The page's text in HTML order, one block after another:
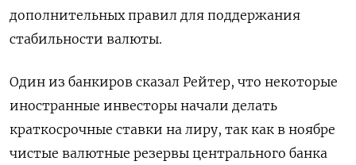
дополнительных правил для поддержания
стабильности валюты.
Один из банкиров сказал Рейтер, что некоторые
иностранные инвесторы начали делать
краткосрочные ставки на лиру, так как в ноябре
чистые валютные резервы центрального банка